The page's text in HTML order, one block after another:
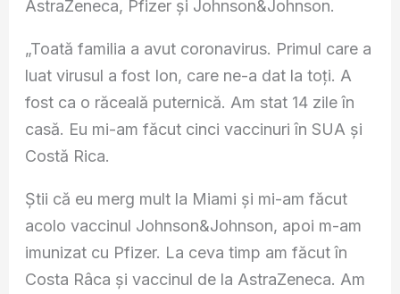
AstraZeneca, Pfizer și Johnson&Johnson.
„Toată familia a avut coronavirus. Primul care a
luat virusul a fost Ion, care ne-a dat la toți. A
fost ca o răceală puternică. Am stat 14 zile în
casă. Eu mi-am făcut cinci vaccinuri în SUA și
Costă Rica.
Știi că eu merg mult la Miami și mi-am făcut
acolo vaccinul Johnson&Johnson, apoi m-am
imunizat cu Pfizer. La ceva timp am făcut în
Costa Râca și vaccinul de la AstraZeneca. Am